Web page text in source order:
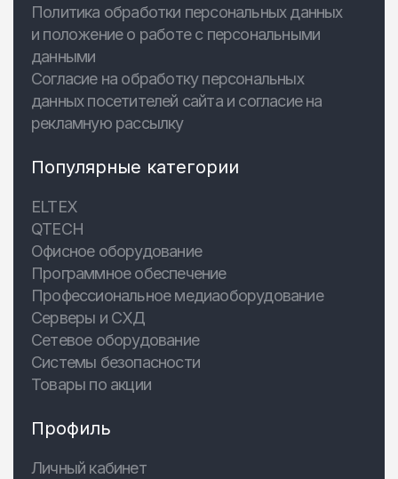
Политика обработки персональных данных
и положение о работе с персональными
данными
Согласие на обработку персональных
данных посетителей сайта и согласие на
рекламную рассылку
Популярные категории
ELTEX
QTECH
Офисное оборудование
Программное обеспечение
Профессиональное медиаоборудование
Серверы и СХД
Сетевое оборудование
Системы безопасности
Товары по акции
Профиль
Личный кабинет